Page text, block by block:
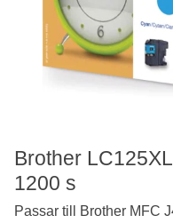
Brother
1200 s
Passar till Brother MFC